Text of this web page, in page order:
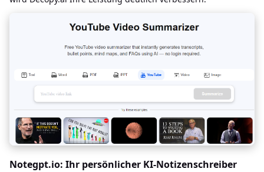
Notegpt.io: Ihr persönlicher KI-Notizenschreiber